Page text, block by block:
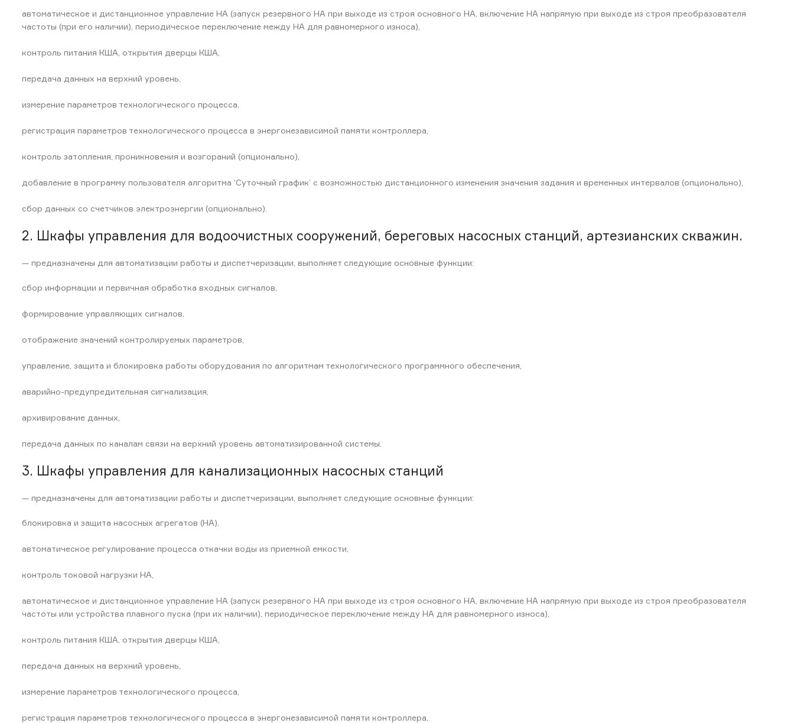
автоматическое и дистанционное управление НА (запуск резервного НА при выходе из строя основного НА, включение НА напрямую при выходе из строя преобразователя
частоты (при его наличии), периодическое переключение между НА для равномерного износа),
контроль питания КША, открытия дверцы КША,
передача данных на верхний уровень,
измерение параметров технологического процесса,
регистрация параметров технологического процесса в энергонезависимой памяти контроллера,
контроль затопления, проникновения и возгораний (опционально),
добавление в программу пользователя алгоритма ‘Суточный график’ с возможностью дистанционного изменения значения задания и временных интервалов (опционально),
сбор данных со счетчиков электроэнергии (опционально).
2. Шкафы управления для водоочистных сооружений, береговых насосных станций, артезианских скважин.
— предназначены для автоматизации работы и диспетчеризации, выполняет следующие основные функции:
сбор информации и первичная обработка входных сигналов,
формирование управляющих сигналов,
отображение значений контролируемых параметров,
управление, защита и блокировка работы оборудования по алгоритмам технологического программного обеспечения,
аварийно-предупредительная сигнализация,
архивирование данных,
передача данных по каналам связи на верхний уровень автоматизированной системы.
3. Шкафы управления для канализационных насосных станций
— предназначены для автоматизации работы и диспетчеризации, выполняет следующие основные функции:
блокировка и защита насосных агрегатов (НА),
автоматическое регулирование процесса откачки воды из приемной емкости,
контроль токовой нагрузки НА,
автоматическое и дистанционное управление НА (запуск резервного НА при выходе из строя основного НА, включение НА напрямую при выходе из строя преобразователя
частоты или устройства плавного пуска (при их наличии), периодическое переключение между НА для равномерного износа),
контроль питания КША, открытия дверцы КША,
передача данных на верхний уровень,
измерение параметров технологического процесса,
регистрация параметров технологического процесса в энергонезависимой памяти контроллера,